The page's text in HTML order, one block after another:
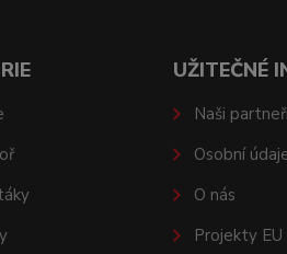
UŽITEČNÉ
Naši partneři
Osobní
O nás
Projekty EU